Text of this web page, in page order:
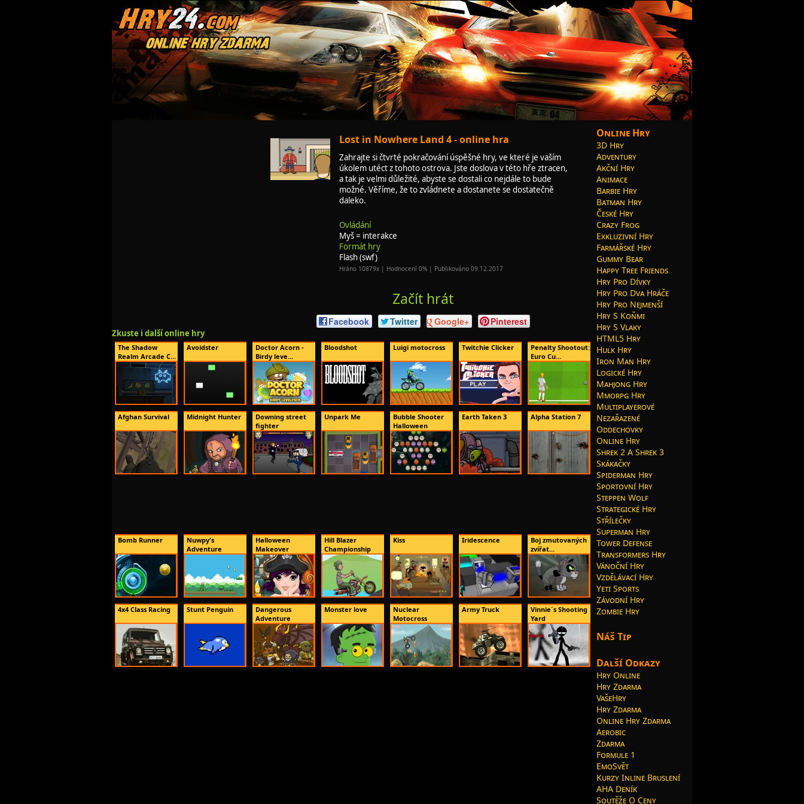
Lost in Nowhere Land 4 - online hra
Zahrajte si čtvrté pokračování úspěšné hry, ve které je vaším
úkolem utéct z tohoto ostrova. Jste doslova v této hře ztracen,
a tak je velmi důležité, abyste se dostali co nejdále to bude
možné. Věříme, že to zvládnete a dostanete se dostatečně
daleko.
Ovládání
Myš = interakce
Formát hry
Flash (swf)
Hráno 10879x | Hodnocení 0% | Publikováno 09.12.2017
Začít hrát
Facebook Twitter Google+ Pinterest
Zkuste i další online hry
The Shadow
Realm Arcade C...
Avoidster
Doctor Acorn -
Birdy leve...
Bloodshot Luigi motocross Twitchie Clicker
Penalty Shootout:
Euro Cu...
Afghan Survival Midnight Hunter
Downing street
fighter
Unpark Me
Bubble Shooter
Halloween
Earth Taken 3 Alpha Station 7
Bomb Runner
Nuwpy's
Adventure
Halloween
Makeover
Hill Blazer
Championship
Kiss Iridescence
Boj zmutovaných
zvířat...
4x4 Class Racing Stunt Penguin
Dangerous
Adventure
Monster love
Nuclear
Motocross
Army Truck
Vinnie´s Shooting
Yard
Online Hry
3D Hry
Adventury
Akční Hry
Animace
Barbie Hry
Batman Hry
České Hry
Crazy Frog
Exkluzivní Hry
Farmářské Hry
Gummy Bear
Happy Tree Friends
Hry Pro Dívky
Hry Pro Dva Hráče
Hry Pro Nejmenší
Hry S Koňmi
Hry S Vlaky
HTML5 Hry
Hulk Hry
Iron Man Hry
Logické Hry
Mahjong Hry
Mmorpg Hry
Multiplayerové
Nezařazené
Oddechovky
Online Hry
Shrek 2 A Shrek 3
Skákačky
Spiderman Hry
Sportovní Hry
Steppen Wolf
Strategické Hry
Střílečky
Superman Hry
Tower Defense
Transformers Hry
Vánoční Hry
Vzdělávací Hry
Yeti Sports
Závodní Hry
Zombie Hry
Náš Tip
Další Odkazy
Hry Online
Hry Zdarma
VašeHry
Hry Zdarma
Online Hry Zdarma
Aerobic
Zdarma
Formule 1
EmoSvět
Kurzy Inline Bruslení
AHA Deník
Soutěže O Ceny